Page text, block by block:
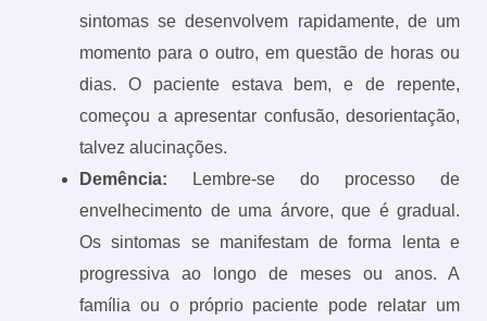
sintomas se desenvolvem rapidamente, de um
momento para o outro, em questão de horas ou
dias. O paciente estava bem, e de repente,
começou a apresentar confusão, desorientação,
talvez alucinações.
Demência: Lembre-se do processo de
envelhecimento de uma árvore, que é gradual.
Os sintomas se manifestam de forma lenta e
progressiva ao longo de meses ou anos. A
família ou o próprio paciente pode relatar um